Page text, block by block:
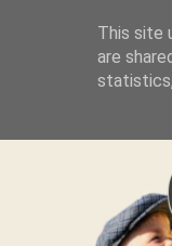
InicioThis site
are